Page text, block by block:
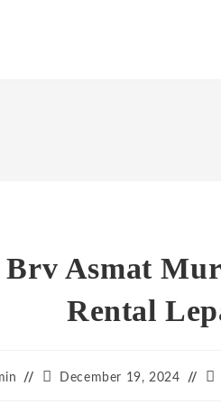
Brv Asmat
Rental
PostDecember 19, 2024